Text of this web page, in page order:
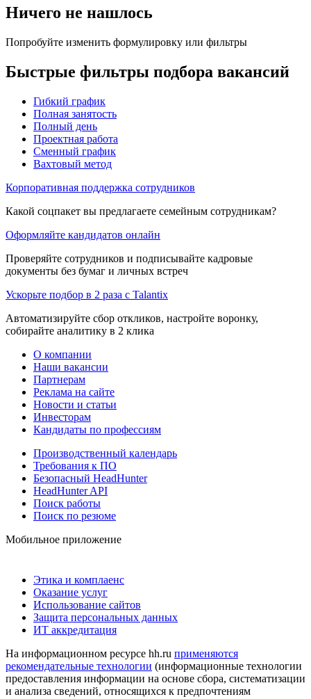
Ничего не нашлось
Попробуйте изменить формулировку или фильтры
Быстрые фильтры подбора вакансий
Гибкий график
Полная занятость
Полный день
Проектная работа
Сменный график
Вахтовый метод
Корпоративная поддержка сотрудников
Какой соцпакет вы предлагаете семейным сотрудникам?
Оформляйте кандидатов онлайн
Проверяйте сотрудников и подписывайте кадровые
документы без бумаг и личных встреч
Ускорьте подбор в 2 раза с Talantix
Автоматизируйте сбор откликов, настройте воронку,
собирайте аналитику в 2 клика
О компании
Наши вакансии
Партнерам
Реклама на сайте
Новости и статьи
Инвесторам
Кандидаты по профессиям
Производственный календарь
Требования к ПО
Безопасный HeadHunter
HeadHunter API
Поиск работы
Поиск по резюме
Мобильное приложение
Этика и комплаенс
Оказание услуг
Использование сайтов
Защита персональных данных
ИТ аккредитация
На информационном ресурсе hh.ru применяются
рекомендательные технологии (информационные технологии
предоставления информации на основе сбора, систематизации
и анализа сведений, относящихся к предпочтениям